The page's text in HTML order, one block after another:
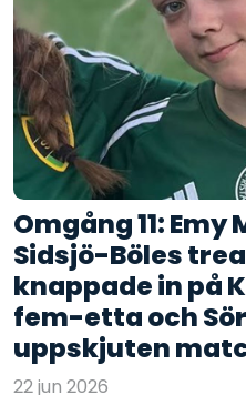
Omgång 11:
Sidsjö-Böles
knappade in på
fem-etta och
uppskjuten
22 jun 2026